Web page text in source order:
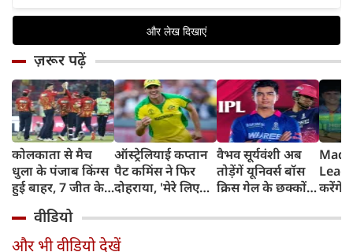
ज़रूर पढ़ें
कोलकाता से मैच
धुला के पंजाब किंग्स
हुई बाहर, 7 जीत के
ऑस्ट्रेलियाई कप्तान
पैट कमिंस ने फिर
दोहराया, 'मेरे लिए
वैभव सूर्यवंशी अब
तोड़ेंगें यूनिवर्स बॉस
क्रिस गेल के छक्कों
करेंगे
टीम में
वीडियो
और भी वीडियो देखें